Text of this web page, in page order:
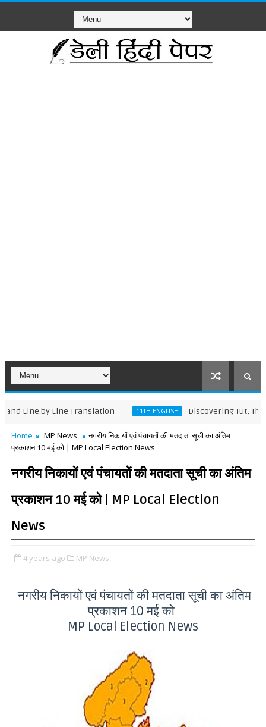
by Line Translation 11TH ENGLISH Discovering Tut: The Saga
Home MP News
नगरीय निकायों एवं पंचायतों की मतदाता सूची का अंतिम
प्रकाशन 10 मई को | MP Local Election News
नगरीय निकायों एवं पंचायतों की मतदाता सूची का अंतिम
प्रकाशन 10 मई को | MP Local Election
News
4 years ago MP News,
नगरीय निकायों एवं पंचायतों की मतदाता सूची का अंतिम
प्रकाशन 10 मई को
MP Local Election News